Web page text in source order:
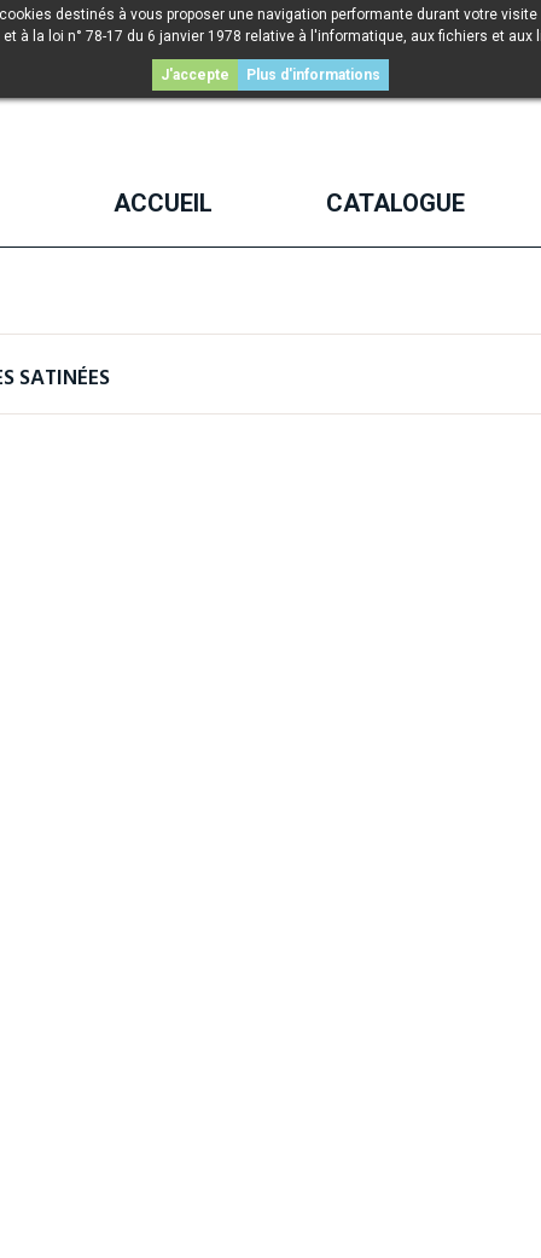
ACCUEIL CATALOGUE
destinés à vous proposer une navigation performante durant votre
à la loi n° 78-17 du 6 janvier 1978 relative à l'informatique, aux fichiers et
J'accepte Plus d'informations
SATINÉES